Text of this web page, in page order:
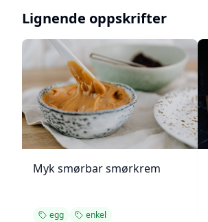
Lignende oppskrifter
Myk smørbar smørkrem
egg enkel